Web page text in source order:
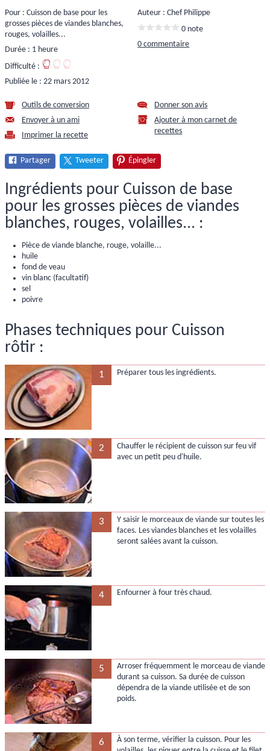
Pour : Cuisson de base pour les
grosses pièces de viandes blanches,
rouges, volailles...
Durée : 1 heure
Difficulté :
Publiée le : 22 mars 2012
Auteur : Chef Philippe
0 note
0 commentaire
Outils de conversion
Envoyer à un ami
Imprimer la recette
Donner son avis
Ajouter à mon carnet de
recettes
Partager Tweeter Épingler
Ingrédients pour Cuisson de base
pour les grosses pièces de viandes
blanches, rouges, volailles... :
Pièce de viande blanche, rouge, volaille...
huile
fond de veau
vin blanc (facultatif)
sel
poivre
Phases techniques pour Cuisson
rôtir :
1 Préparer tous les ingrédients.
2
Chauffer le récipient de cuisson sur feu vif
avec un petit peu d'huile.
3
Y saisir le morceaux de viande sur toutes les
faces. Les viandes blanches et les volailles
seront salées avant la cuisson.
4 Enfourner à four très chaud.
5
Arroser fréquemment le morceau de viande
durant sa cuisson. Sa durée de cuisson
dépendra de la viande utilisée et de son
poids.
6
À son terme, vérifier la cuisson. Pour les